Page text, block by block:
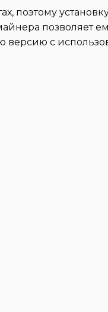
поэтому
позволяет
с